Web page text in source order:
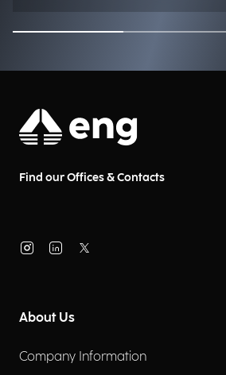
rilevazione delle presenze, la
pianificazione e l'efficienza
Find our Offices & Contacts
About Us
Company Information